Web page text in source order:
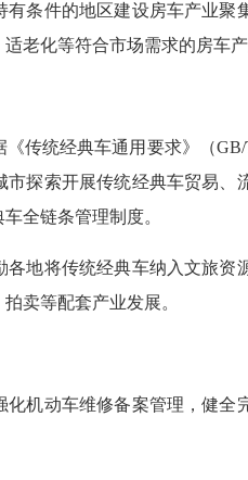
有条件的地区建设房车产业
老化等符合市场需求的房车产
《传统经典车通用要求》（
探索开展传统经典车贸易
全链条管理制度。
各地将传统经典车纳入文旅
卖等配套产业发展。
化机动车维修备案管理，健